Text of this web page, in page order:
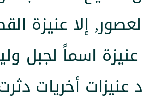
إلا عنيزة
اسماً لجبل
عنيزات أخريات